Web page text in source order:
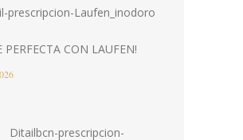
PERFECTA CON LAUFEN!